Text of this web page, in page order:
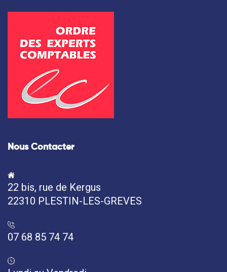
Nous Contacter
22 bis, rue de Kergus
22310 PLESTIN-LES-GREVES
07 68 85 74 74